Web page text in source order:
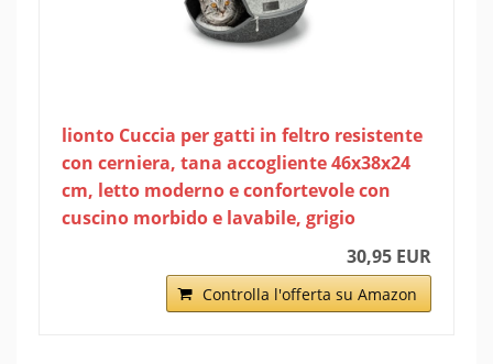
lionto Cuccia per gatti in feltro resistente
con cerniera, tana accogliente 46x38x24
cm, letto moderno e confortevole con
cuscino morbido e lavabile, grigio
30,95 EUR
Controlla l'offerta su Amazon